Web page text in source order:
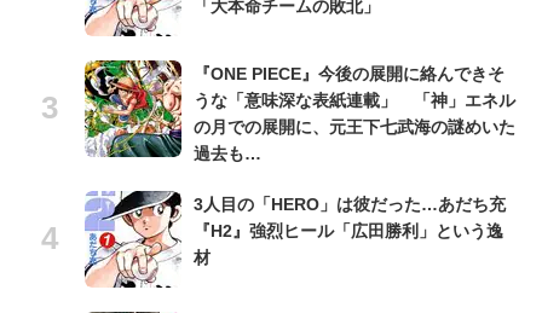
「大本命チームの敗北」
『ONE PIECE』今後の展開に絡んできそ
うな「意味深な表紙連載」 「神」エネル
の月での展開に、元王下七武海の謎めいた
過去も…
3人目の「HERO」は彼だった…あだち充
『H2』強烈ヒール「広田勝利」という逸
材